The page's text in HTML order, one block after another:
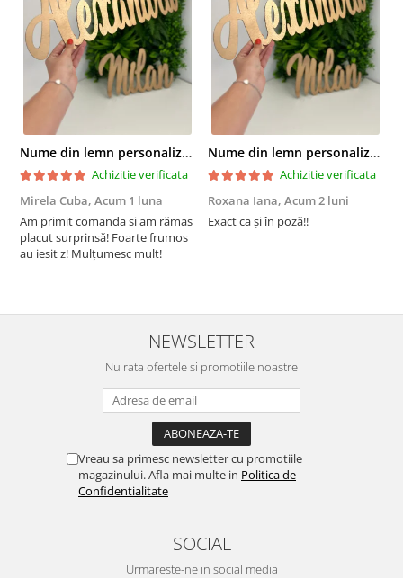
Nume din lemn personalizate pentru panouri foto și baloane - Pret 1 NUME
Achizitie verificata
Mirela Cuba, Acum 1 luna
Am primit comanda si am rămas
placut surprinsă! Foarte frumos
au iesit z! Mulțumesc mult!
Nume din lemn personalizate pentru panouri foto și baloane - Pret 1 NUME
Achizitie verificata
Roxana Iana, Acum 2 luni
Exact ca și în poză!!
NEWSLETTER
Nu rata ofertele si promotiile noastre
Vreau sa primesc newsletter cu promotiile
magazinului. Afla mai multe in Politica de
Confidentialitate
SOCIAL
Urmareste-ne in social media